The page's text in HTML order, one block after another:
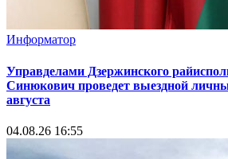
Информатор